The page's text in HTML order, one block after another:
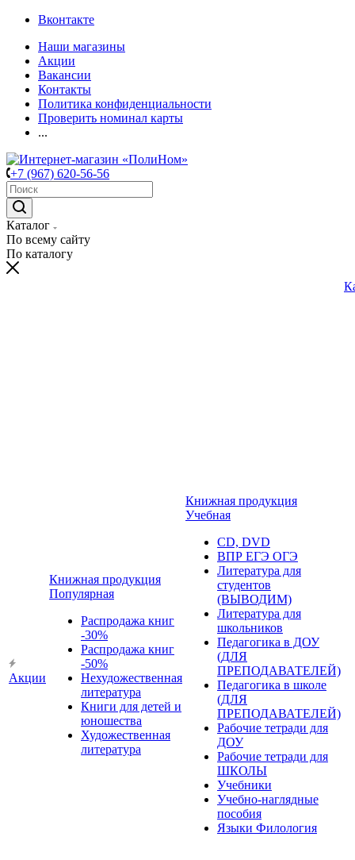
Вконтакте
Наши магазины
Акции
Вакансии
Контакты
Политика конфиденциальности
Проверить номинал карты
...
+7 (967) 620-56-56
Каталог
По всему сайту
По каталогу
Акции
Книжная продукция
Популярная
Распродажа книг
-30%
Распродажа книг
-50%
Нехудожественная
литература
Книги для детей и
юношества
Художественная
литература
Книжная продукция
Учебная
CD, DVD
ВПР ЕГЭ ОГЭ
Литература для
студентов
(ВЫВОДИМ)
Литература для
школьников
Педагогика в ДОУ
(ДЛЯ
ПРЕПОДАВАТЕЛЕЙ)
Педагогика в школе
(ДЛЯ
ПРЕПОДАВАТЕЛЕЙ)
Рабочие тетради для
ДОУ
Рабочие тетради для
ШКОЛЫ
Учебники
Учебно-наглядные
пособия
Языки Филология